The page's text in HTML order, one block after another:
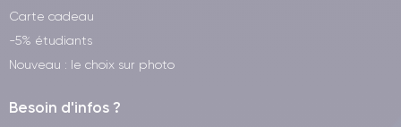
Carte cadeau
-5% étudiants
Nouveau : le choix sur photo
Besoin d'infos ?